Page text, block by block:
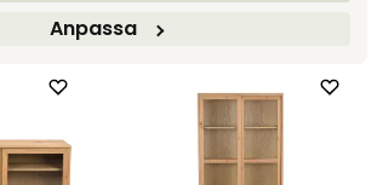
Anpassa
12 995 kr